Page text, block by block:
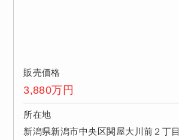
販売価格
3,880万円
所在地
新潟県新潟市中央区関屋大川前２丁目